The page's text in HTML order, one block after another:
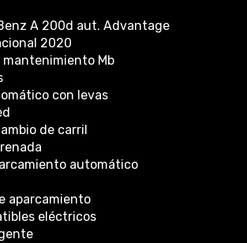
A 200d aut. Advantage
2020
mantenimiento Mb
con levas
de carril
automático
aparcamiento
eléctricos